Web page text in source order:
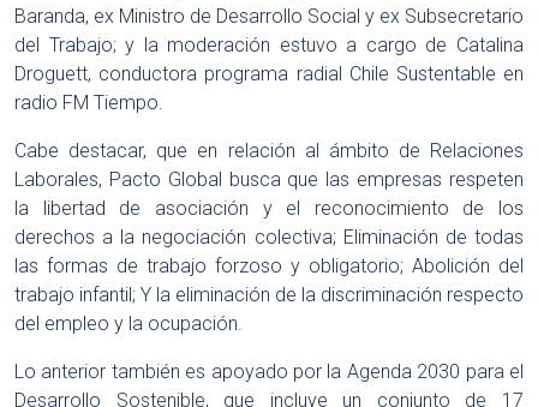
Baranda, ex Ministro de Desarrollo Social y ex Subsecretario
del Trabajo; y la moderación estuvo a cargo de Catalina
Droguett, conductora programa radial Chile Sustentable en
radio FM Tiempo.
Cabe destacar, que en relación al ámbito de Relaciones
Laborales, Pacto Global busca que las empresas respeten
la libertad de asociación y el reconocimiento de los
derechos a la negociación colectiva; Eliminación de todas
las formas de trabajo forzoso y obligatorio; Abolición del
trabajo infantil; Y la eliminación de la discriminación respecto
del empleo y la ocupación.
Lo anterior también es apoyado por la Agenda 2030 para el
Desarrollo Sostenible, que incluye un conjunto de 17